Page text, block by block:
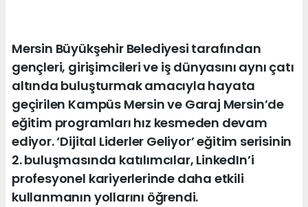
Mersin Büyükşehir Belediyesi tarafından
gençleri, girişimcileri ve iş dünyasını aynı çatı
altında buluşturmak amacıyla hayata
geçirilen Kampüs Mersin ve Garaj Mersin’de
eğitim programları hız kesmeden devam
ediyor. ‘Dijital Liderler Geliyor’ eğitim serisinin
2. buluşmasında katılımcılar, LinkedIn’i
profesyonel kariyerlerinde daha etkili
kullanmanın yollarını öğrendi.